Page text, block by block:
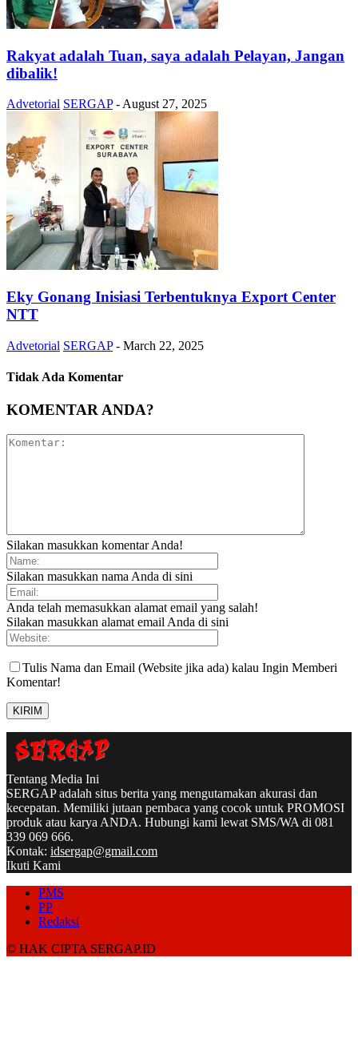
Rakyat adalah Tuan, saya adalah Pelayan, Jangan
dibalik!
Advetorial SERGAP - August 27, 2025
Eky Gonang Inisiasi Terbentuknya Export Center
NTT
Advetorial SERGAP - March 22, 2025
Tidak Ada Komentar
KOMENTAR ANDA?
Silakan masukkan komentar Anda!
Silakan masukkan nama Anda di sini
Anda telah memasukkan alamat email yang salah!
Silakan masukkan alamat email Anda di sini
Tulis Nama dan Email (Website jika ada) kalau Ingin Memberi
Komentar!
Tentang Media Ini
SERGAP adalah situs berita yang mengutamakan akurasi dan
kecepatan. Memiliki jutaan pembaca yang cocok untuk PROMOSI
produk atau karya ANDA. Hubungi kami lewat SMS/WA di 081
339 069 666.
Kontak: idsergap@gmail.com
Ikuti Kami
PMS
PP
Redaksi
© HAK CIPTA SERGAP.ID